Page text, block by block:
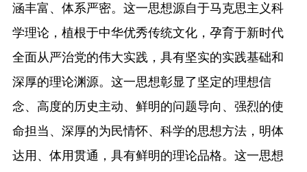
涵丰富、体系严密。这一思想源自于马克思主义科
学理论，植根于中华优秀传统文化，孕育于新时代
全面从严治党的伟大实践，具有坚实的实践基础和
深厚的理论渊源。这一思想彰显了坚定的理想信
念、高度的历史主动、鲜明的问题导向、强烈的使
命担当、深厚的为民情怀、科学的思想方法，明体
达用、体用贯通，具有鲜明的理论品格。这一思想